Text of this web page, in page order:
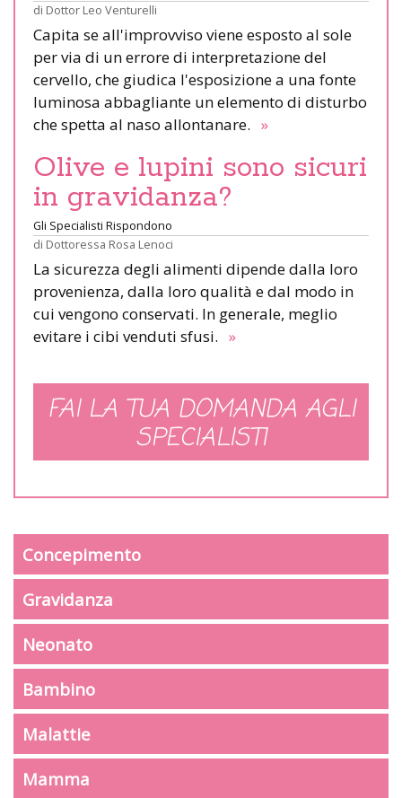
di Dottor Leo Venturelli
Capita se all'improvviso viene esposto al sole
per via di un errore di interpretazione del
cervello, che giudica l'esposizione a una fonte
luminosa abbagliante un elemento di disturbo
che spetta al naso allontanare. »
Olive e lupini sono sicuri
in gravidanza?
Gli Specialisti Rispondono
di Dottoressa Rosa Lenoci
La sicurezza degli alimenti dipende dalla loro
provenienza, dalla loro qualità e dal modo in
cui vengono conservati. In generale, meglio
evitare i cibi venduti sfusi. »
FAI LA TUA DOMANDA AGLI
SPECIALISTI
Concepimento
Gravidanza
Neonato
Bambino
Malattie
Mamma